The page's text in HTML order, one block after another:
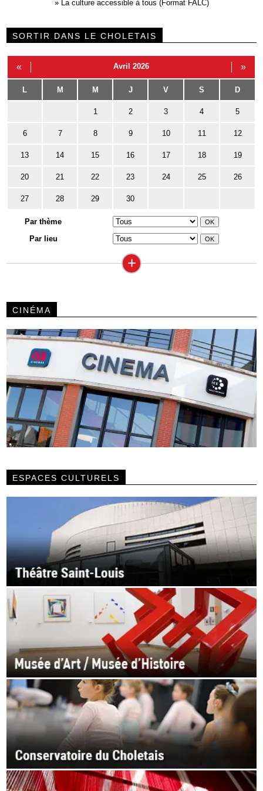
» La culture accessible à tous (Format FALC)
SORTIR DANS LE CHOLETAIS
« Avril 2026 »
L M M J V S D
1 2 3 4 5
6 7 8 9 10 11 12
13 14 15 16 17 18 19
20 21 22 23 24 25 26
27 28 29 30
Par thème
Par lieu
+
CINÉMA
ESPACES CULTURELS